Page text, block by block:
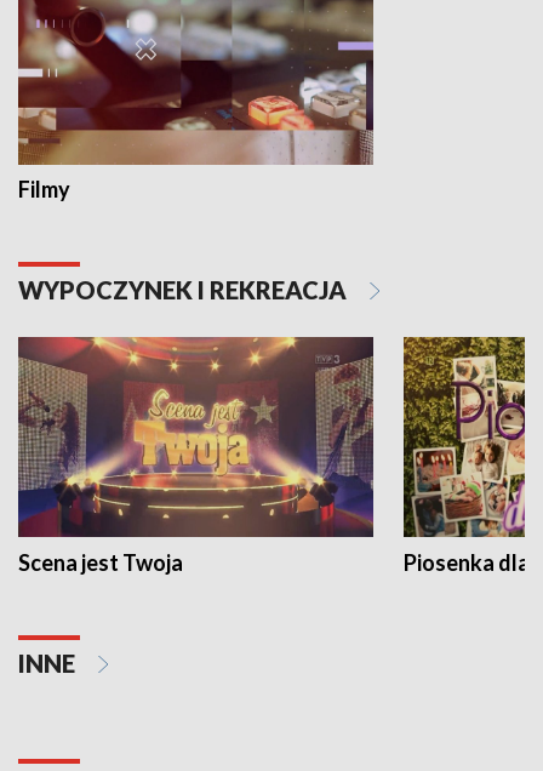
Filmy
WYPOCZYNEK I REKREACJA
Scena jest Twoja Piosenka dla
INNE